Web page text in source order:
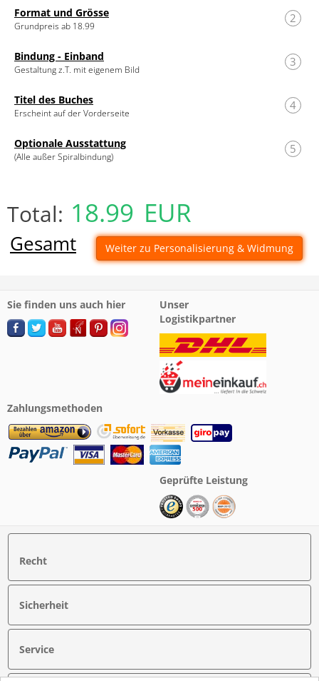
Format und Grösse
Grundpreis ab 18.99
2
Bindung - Einband
Gestaltung z.T. mit eigenem Bild
3
Titel des Buches
Erscheint auf der Vorderseite
4
Optionale Ausstattung
(Alle außer Spiralbindung)
5
Total: 18.99 EUR
Gesamt Weiter zu Personalisierung & Widmung
Sie finden uns auch hier
Unser
Logistikpartner
Zahlungsmethoden
Geprüfte Leistung
Recht
Sicherheit
Service